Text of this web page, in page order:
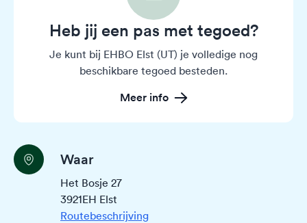
Heb jij een pas met tegoed?
Je kunt bij EHBO Elst (UT) je volledige nog
beschikbare tegoed besteden.
Meer info
Waar
Het Bosje 27
3921EH Elst
Routebeschrijving